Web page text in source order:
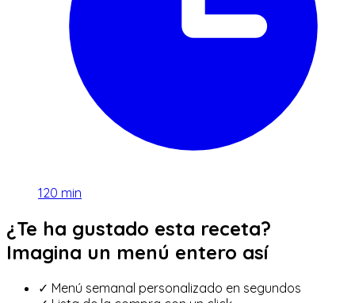
120 min
¿Te ha gustado esta receta?
Imagina un menú entero así
✓ Menú semanal personalizado en segundos